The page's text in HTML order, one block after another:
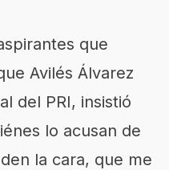
que
Avilés Álvarez
del PRI, insistió
lo acusan de
la cara, que me